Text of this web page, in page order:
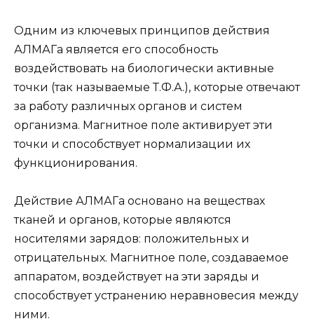
Одним из ключевых принципов действия
АЛМАГа является его способность
воздействовать на биологически активные
точки (так называемые Т.Ф.А.), которые отвечают
за работу различных органов и систем
организма. Магнитное поле активирует эти
точки и способствует нормализации их
функционирования.
Действие АЛМАГа основано на веществах
тканей и органов, которые являются
носителями зарядов: положительных и
отрицательных. Магнитное поле, создаваемое
аппаратом, воздействует на эти заряды и
способствует устранению неравновесия между
ними.